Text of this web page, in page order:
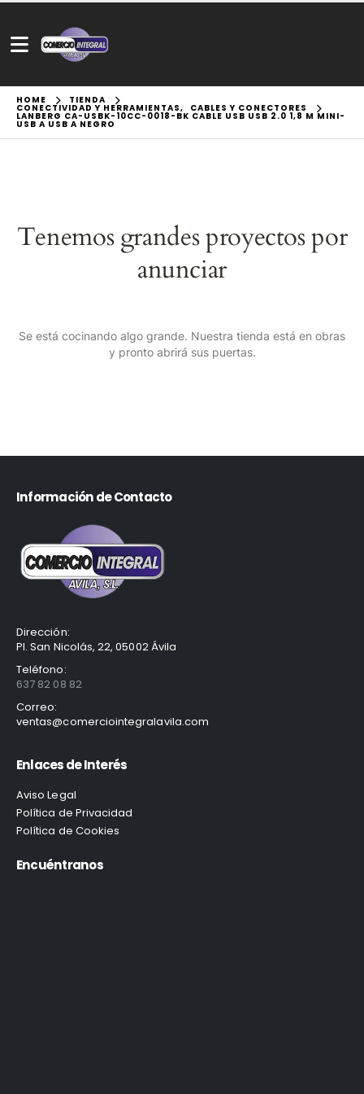
HOME TIENDA
CONECTIVIDAD Y HERRAMIENTAS, CABLES Y CONECTORES
LANBERG CA-USBK-10CC-0018-BK CABLE USB USB 2.0 1,8 M MINI-
USB A USB A NEGRO
Tenemos grandes proyectos por
anunciar
Se está cocinando algo grande. Nuestra tienda está en obras
y pronto abrirá sus puertas.
Información de Contacto
Dirección:
Pl. San Nicolás, 22, 05002 Ávila
Teléfono:
637 82 08 82
Correo:
ventas@comerciointegralavila.com
Enlaces de Interés
Aviso Legal
Política de Privacidad
Política de Cookies
Encuéntranos